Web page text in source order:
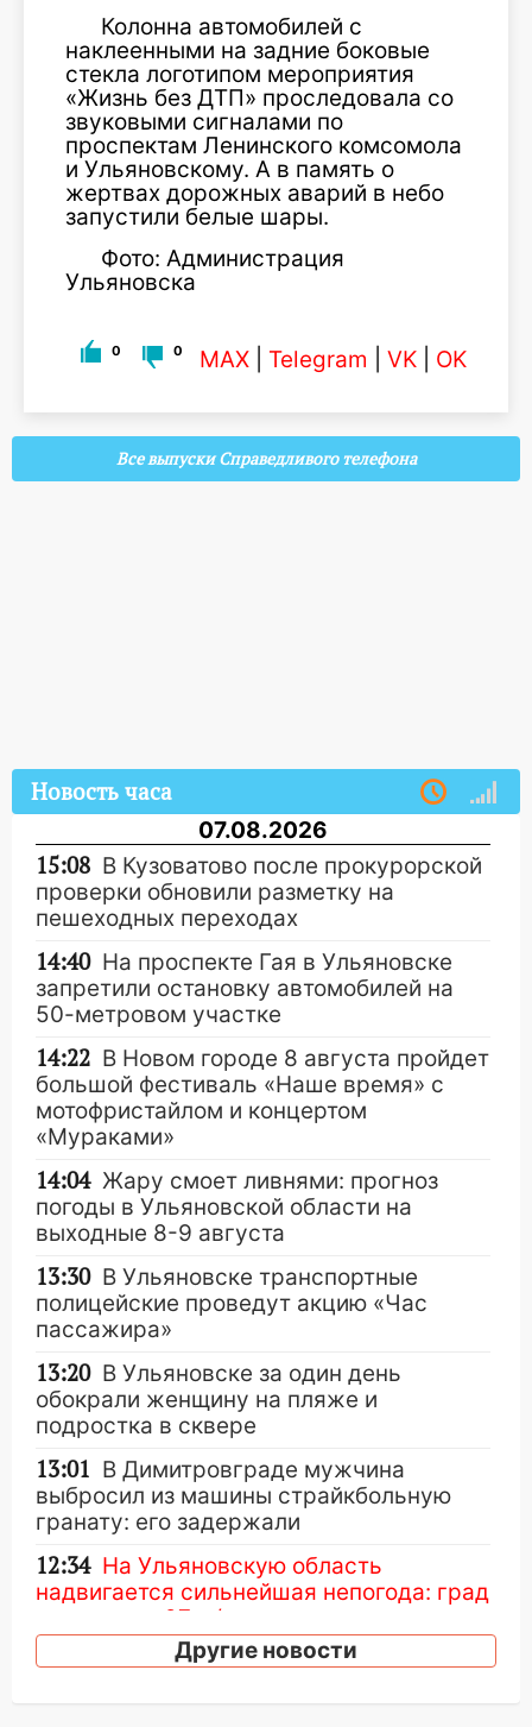
Колонна автомобилей с
наклеенными на задние боковые
стекла логотипом мероприятия
«Жизнь без ДТП» проследовала со
звуковыми сигналами по
проспектам Ленинского комсомола
и Ульяновскому. А в память о
жертвах дорожных аварий в небо
запустили белые шары.
Фото: Администрация
Ульяновска
0 0 MAX Telegram VK OK
Все выпуски Справедливого телефона
Новость часа
07.08.2026
15:08 В Кузоватово после прокурорской
проверки обновили разметку на
пешеходных переходах
14:40 На проспекте Гая в Ульяновске
запретили остановку автомобилей на
50-метровом участке
14:22 В Новом городе 8 августа пройдет
большой фестиваль «Наше время» с
мотофристайлом и концертом
«Мураками»
14:04 Жару смоет ливнями: прогноз
погоды в Ульяновской области на
выходные 8-9 августа
13:30 В Ульяновске транспортные
полицейские проведут акцию «Час
пассажира»
13:20 В Ульяновске за один день
обокрали женщину на пляже и
подростка в сквере
13:01 В Димитровграде мужчина
выбросил из машины страйкбольную
гранату: его задержали
12:34 На Ульяновскую область
надвигается сильнейшая непогода: град
и шквал до 27 м/с
12:31 Ульяновец хотел купить иномарку
Другие новости